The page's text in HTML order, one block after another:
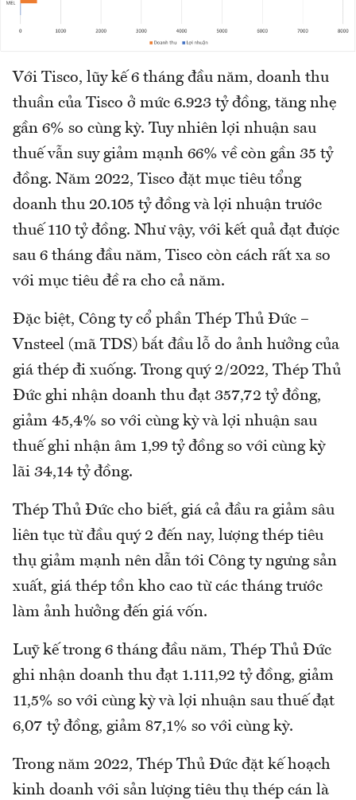
Với Tisco, lũy kế 6 tháng đầu năm, doanh thu
thuần của Tisco ở mức 6.923 tỷ đồng, tăng nhẹ
gần 6% so cùng kỳ. Tuy nhiên lợi nhuận sau
thuế vẫn suy giảm mạnh 66% về còn gần 35 tỷ
đồng. Năm 2022, Tisco đặt mục tiêu tổng
doanh thu 20.105 tỷ đồng và lợi nhuận trước
thuế 110 tỷ đồng. Như vậy, với kết quả đạt được
sau 6 tháng đầu năm, Tisco còn cách rất xa so
với mục tiêu đề ra cho cả năm.
Đặc biệt, Công ty cổ phần Thép Thủ Đức –
Vnsteel (mã TDS) bắt đầu lỗ do ảnh hưởng của
giá thép đi xuống. Trong quý 2/2022, Thép Thủ
Đức ghi nhận doanh thu đạt 357,72 tỷ đồng,
giảm 45,4% so với cùng kỳ và lợi nhuận sau
thuế ghi nhận âm 1,99 tỷ đồng so với cùng kỳ
lãi 34,14 tỷ đồng.
Thép Thủ Đức cho biết, giá cả đầu ra giảm sâu
liên tục từ đầu quý 2 đến nay, lượng thép tiêu
thụ giảm mạnh nên dẫn tới Công ty ngưng sản
xuất, giá thép tồn kho cao từ các tháng trước
làm ảnh hưởng đến giá vốn.
Luỹ kế trong 6 tháng đầu năm, Thép Thủ Đức
ghi nhận doanh thu đạt 1.111,92 tỷ đồng, giảm
11,5% so với cùng kỳ và lợi nhuận sau thuế đạt
6,07 tỷ đồng, giảm 87,1% so với cùng kỳ.
Trong năm 2022, Thép Thủ Đức đặt kế hoạch
kinh doanh với sản lượng tiêu thụ thép cán là